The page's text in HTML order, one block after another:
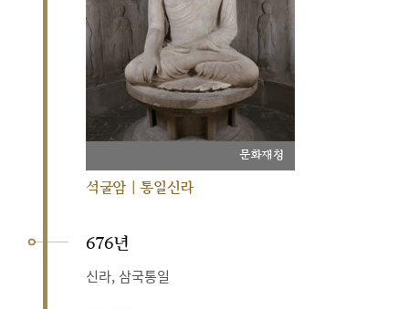
문화재청
석굴암 | 통일신라
676년
신라, 삼국통일